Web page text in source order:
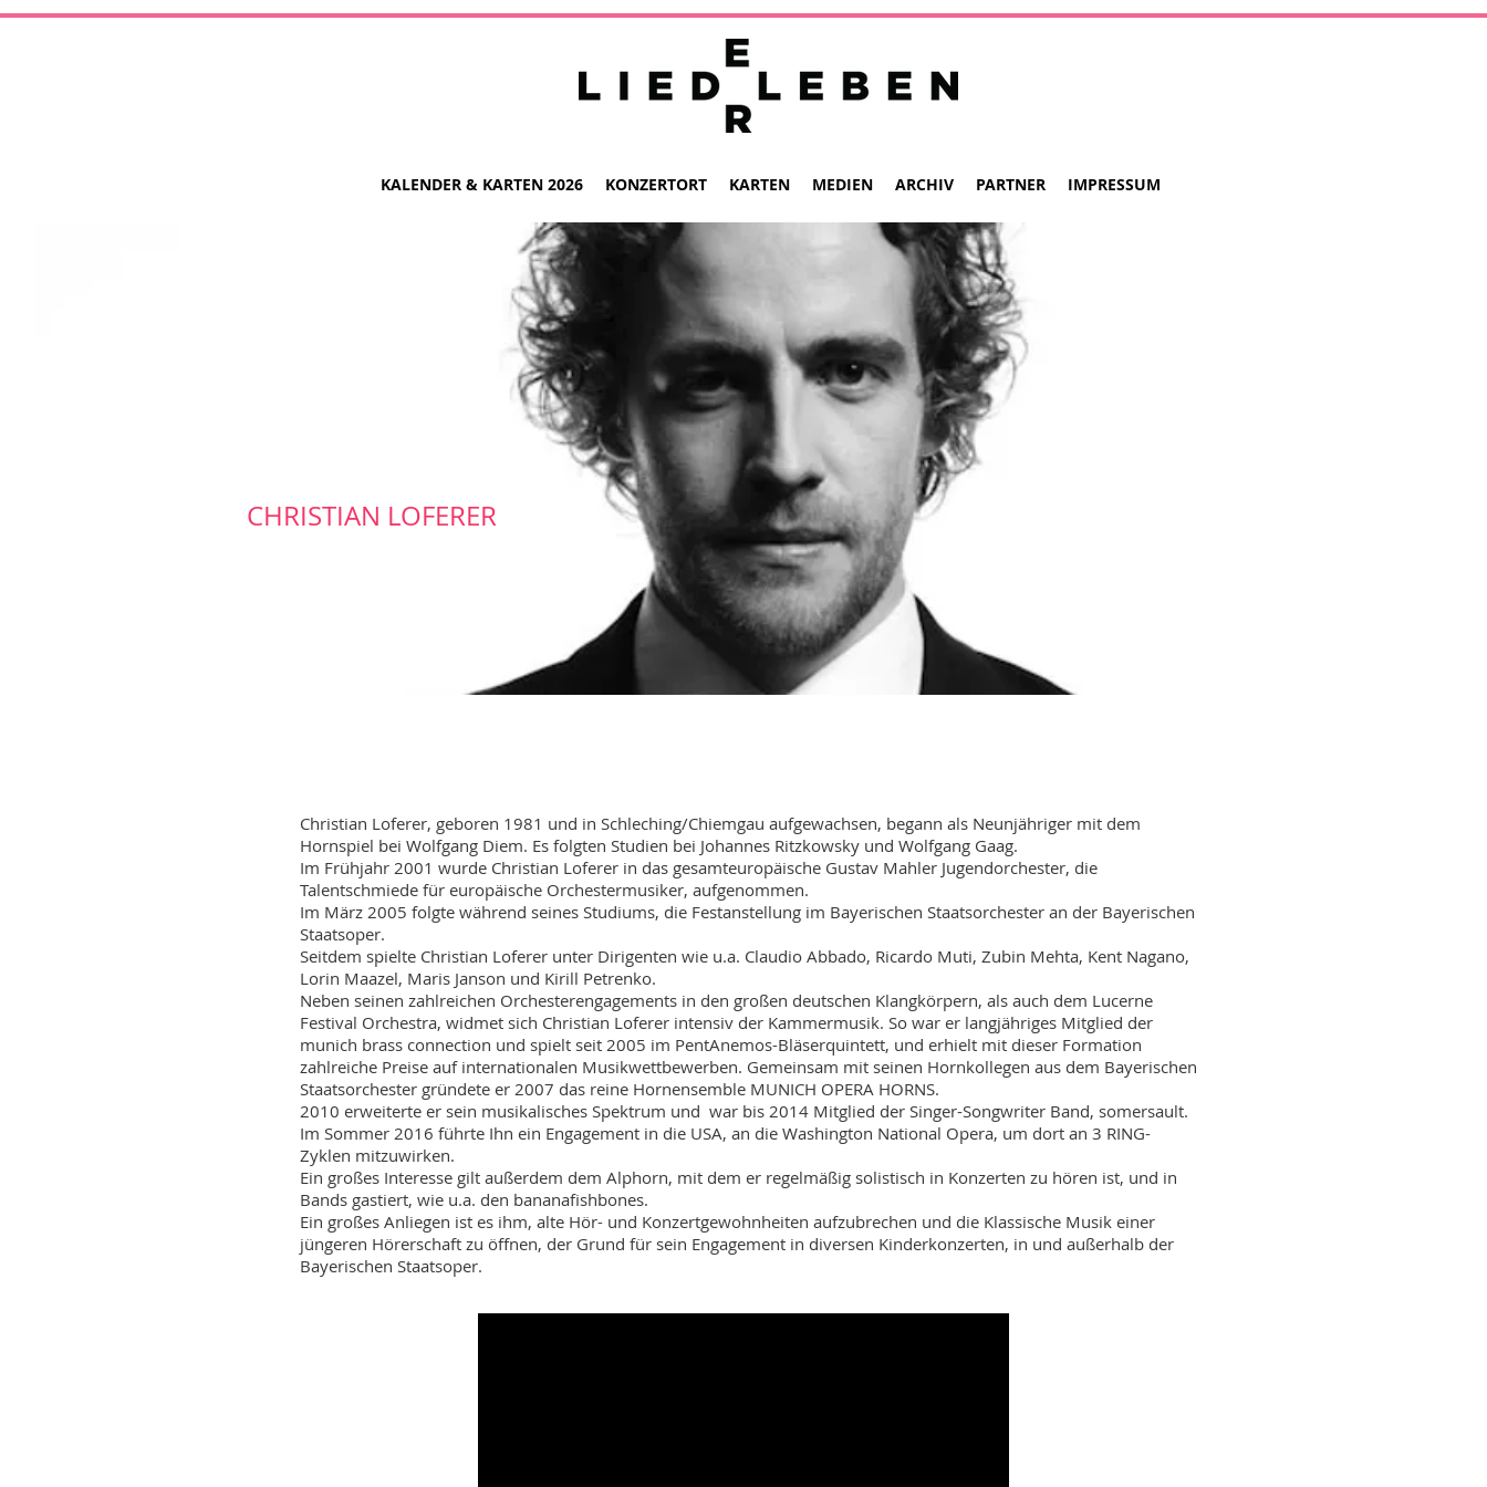
KALENDER & KARTEN 2026 KONZERTORT KARTEN MEDIEN ARCHIV PARTNER IMPRESSUM
​CHRISTIAN LOFERER
Christian Loferer, geboren 1981 und in Schleching/Chiemgau aufgewachsen, begann als Neunjähriger mit dem
Hornspiel bei Wolfgang Diem. Es folgten Studien bei Johannes Ritzkowsky und Wolfgang Gaag.
Im Frühjahr 2001 wurde Christian Loferer in das gesamteuropäische Gustav Mahler Jugendorchester, die
Talentschmiede für europäische Orchestermusiker, aufgenommen.
Im März 2005 folgte während seines Studiums, die Festanstellung im Bayerischen Staatsorchester an der Bayerischen
Staatsoper.
Seitdem spielte Christian Loferer unter Dirigenten wie u.a. Claudio Abbado, Ricardo Muti, Zubin Mehta, Kent Nagano,
Lorin Maazel, Maris Janson und Kirill Petrenko.
Neben seinen zahlreichen Orchesterengagements in den großen deutschen Klangkörpern, als auch dem Lucerne
Festival Orchestra, widmet sich Christian Loferer intensiv der Kammermusik. So war er langjähriges Mitglied der
munich brass connection und spielt seit 2005 im PentAnemos-Bläserquintett, und erhielt mit dieser Formation
zahlreiche Preise auf internationalen Musikwettbewerben. Gemeinsam mit seinen Hornkollegen aus dem Bayerischen
Staatsorchester gründete er 2007 das reine Hornensemble MUNICH OPERA HORNS.
2010 erweiterte er sein musikalisches Spektrum und war bis 2014 Mitglied der Singer-Songwriter Band, somersault.
Im Sommer 2016 führte Ihn ein Engagement in die USA, an die Washington National Opera, um dort an 3 RING-
Zyklen mitzuwirken.
Ein großes Interesse gilt außerdem dem Alphorn, mit dem er regelmäßig solistisch in Konzerten zu hören ist, und in
Bands gastiert, wie u.a. den bananafishbones.
Ein großes Anliegen ist es ihm, alte Hör- und Konzertgewohnheiten aufzubrechen und die Klassische Musik einer
jüngeren Hörerschaft zu öffnen, der Grund für sein Engagement in diversen Kinderkonzerten, in und außerhalb der
Bayerischen Staatsoper.